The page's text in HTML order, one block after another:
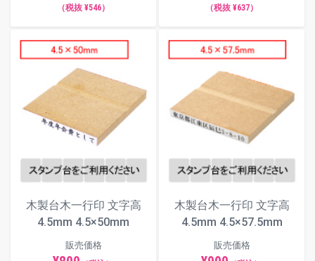
（税抜 ¥546） （税抜 ¥637）
木製台木一行印 文字高
4.5mm 4.5×50mm
販売価格
木製台木一行印 文字高
4.5mm 4.5×57.5mm
販売価格